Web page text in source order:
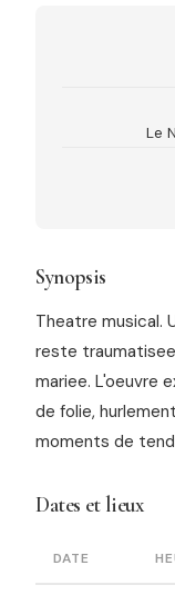
Synopsis
Theatre musical.
reste
mariee. L'oeuvre
de folie,
moments de
Dates et lieux
DATE
Le